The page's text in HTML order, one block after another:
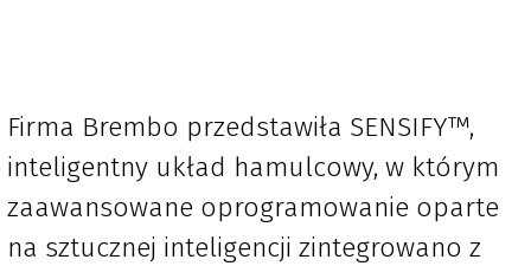
Firma Brembo przedstawiła SENSIFY™,
inteligentny układ hamulcowy, w którym
zaawansowane oprogramowanie oparte
na sztucznej inteligencji zintegrowano z